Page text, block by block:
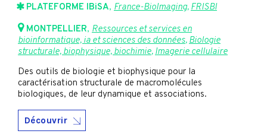
PLATEFORME IBiSA, France-BioImaging,FRISBI
MONTPELLIER, Ressources et services en
bioinformatique, ia et sciences des données,Biologie
structurale, biophysique, biochimie,Imagerie cellulaire
Des outils de biologie et biophysique pour la
caractérisation structurale de macromolécules
biologiques, de leur dynamique et associations.
Découvrir